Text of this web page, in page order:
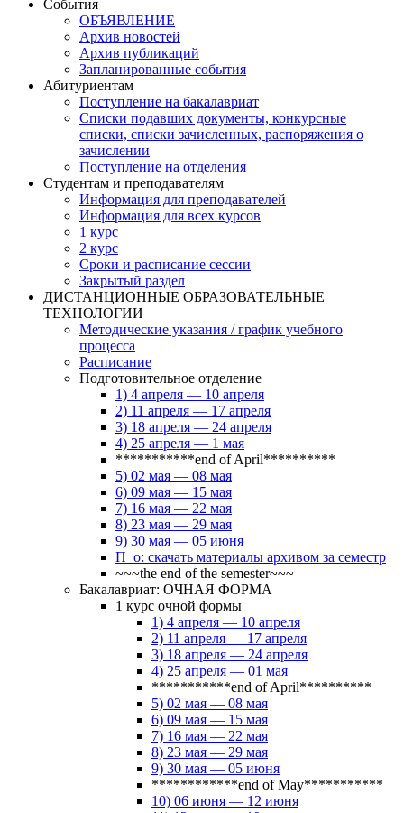
События
ОБЪЯВЛЕНИЕ
Архив новостей
Архив публикаций
Запланированные события
Абитуриентам
Поступление на бакалавриат
Списки подавших документы, конкурсные
списки, списки зачисленных, распоряжения о
зачислении
Поступление на отделения
Студентам и преподавателям
Информация для преподавателей
Информация для всех курсов
1 курс
2 курс
Сроки и расписание сессии
Закрытый раздел
ДИСТАНЦИОННЫЕ ОБРАЗОВАТЕЛЬНЫЕ
ТЕХНОЛОГИИ
Методические указания / график учебного
процесса
Расписание
Подготовительное отделение
1) 4 апреля — 10 апреля
2) 11 апреля — 17 апреля
3) 18 апреля — 24 апреля
4) 25 апреля — 1 мая
***********end of April**********
5) 02 мая — 08 мая
6) 09 мая — 15 мая
7) 16 мая — 22 мая
8) 23 мая — 29 мая
9) 30 мая — 05 июня
П_о: скачать материалы архивом за семестр
~~~the end of the semester~~~
Бакалавриат: ОЧНАЯ ФОРМА
1 курс очной формы
1) 4 апреля — 10 апреля
2) 11 апреля — 17 апреля
3) 18 апреля — 24 апреля
4) 25 апреля — 01 мая
***********end of April**********
5) 02 мая — 08 мая
6) 09 мая — 15 мая
7) 16 мая — 22 мая
8) 23 мая — 29 мая
9) 30 мая — 05 июня
************end of May***********
10) 06 июня — 12 июня